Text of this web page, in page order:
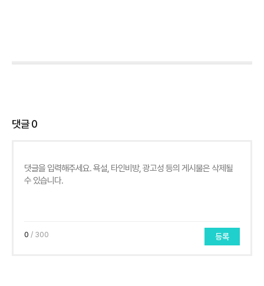
댓글0
0 / 300 등록